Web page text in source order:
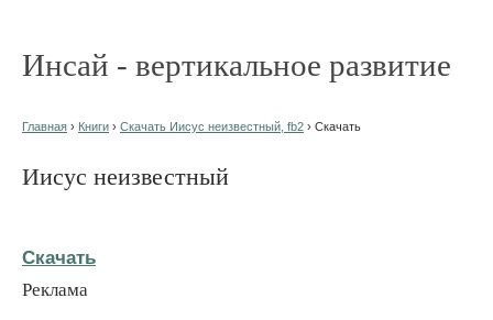
Инсай - вертикальное развитие
Главная › Книги › Скачать Иисус неизвестный, fb2 › Скачать
Иисус неизвестный
Скачать
Реклама